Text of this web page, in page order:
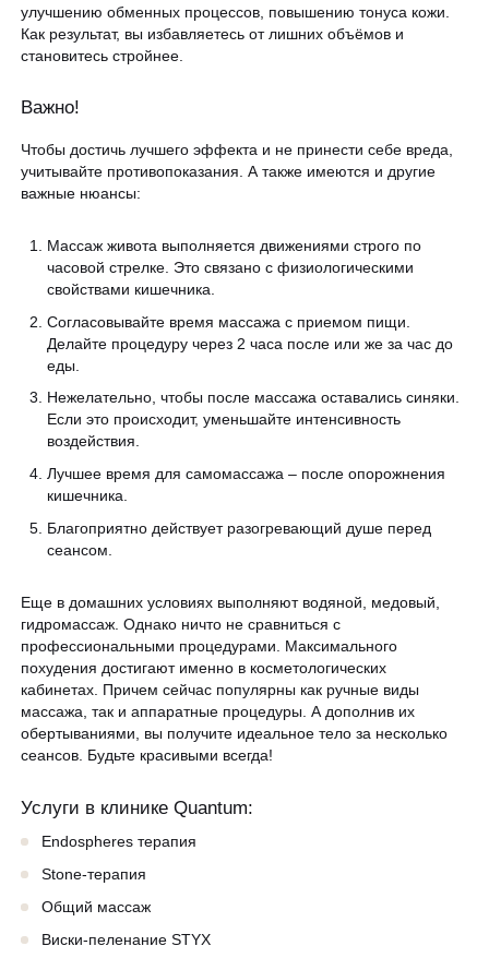
улучшению обменных процессов, повышению тонуса кожи.
Как результат, вы избавляетесь от лишних объёмов и
становитесь стройнее.
Важно!
Чтобы достичь лучшего эффекта и не принести себе вреда,
учитывайте противопоказания. А также имеются и другие
важные нюансы:
Массаж живота выполняется движениями строго по
часовой стрелке. Это связано с физиологическими
свойствами кишечника.
Согласовывайте время массажа с приемом пищи.
Делайте процедуру через 2 часа после или же за час до
еды.
Нежелательно, чтобы после массажа оставались синяки.
Если это происходит, уменьшайте интенсивность
воздействия.
Лучшее время для самомассажа – после опорожнения
кишечника.
Благоприятно действует разогревающий душе перед
сеансом.
Еще в домашних условиях выполняют водяной, медовый,
гидромассаж. Однако ничто не сравниться с
профессиональными процедурами. Максимального
похудения достигают именно в косметологических
кабинетах. Причем сейчас популярны как ручные виды
массажа, так и аппаратные процедуры. А дополнив их
обертываниями, вы получите идеальное тело за несколько
сеансов. Будьте красивыми всегда!
Услуги в клинике Quantum:
Endospheres терапия
Stone-терапия
Общий массаж
Виски-пеленание STYX